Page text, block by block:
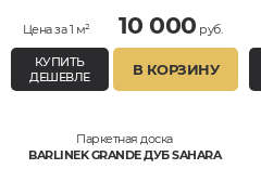
Цена за 1 м² 10 000 руб.
КУПИТЬ
ДЕШЕВЛЕ
В КОРЗИНУ
Паркетная доска
BARLINEK GRANDE ДУБ SAHARA